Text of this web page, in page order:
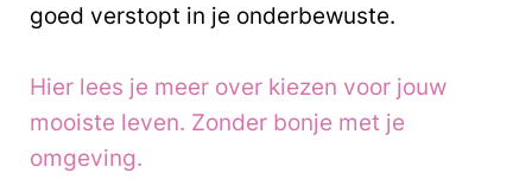
goed verstopt in je onderbewuste.
Hier lees je meer over kiezen voor jouw
mooiste leven. Zonder bonje met je
omgeving.